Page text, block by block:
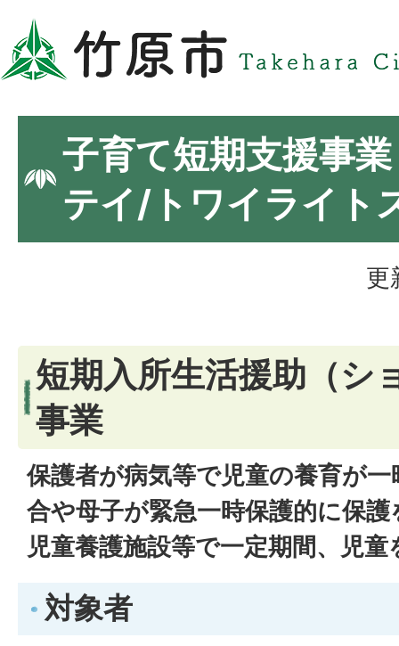
子育て短期支援事
テイ/トワイライト
更
短期入所生活援助（シ
事業
保護者が病気等で児童の養育が
合や母子が緊急一時保護的に保
児童養護施設等で一定期間、児
対象者